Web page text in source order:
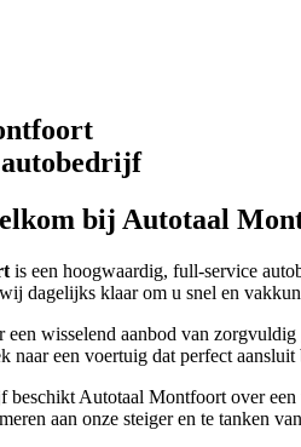
bij Autotaal
is een hoogwaardig, full-service
dagelijks klaar om u snel en
wisselend aanbod van
naar een voertuig dat perfect
beschikt Autotaal Montfoort over een
aan onze steiger en te tanken